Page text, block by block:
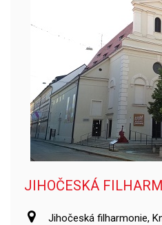
JIHOČESKÁ
Jihočeská filharmonie,